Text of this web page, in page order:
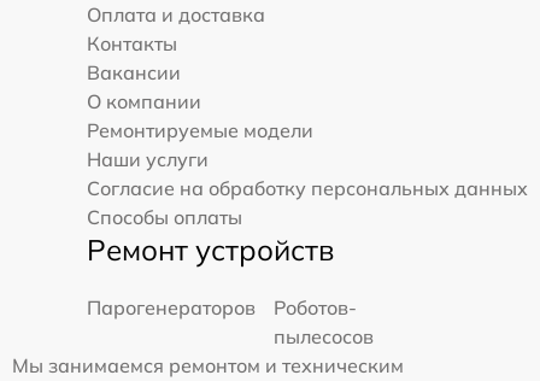
Оплата и доставка
Контакты
Вакансии
О компании
Ремонтируемые модели
Наши услуги
Согласие на обработку персональных данных
Способы оплаты
Ремонт устройств
Парогенераторов
Роботов-
пылесосов
Мы занимаемся ремонтом и техническим